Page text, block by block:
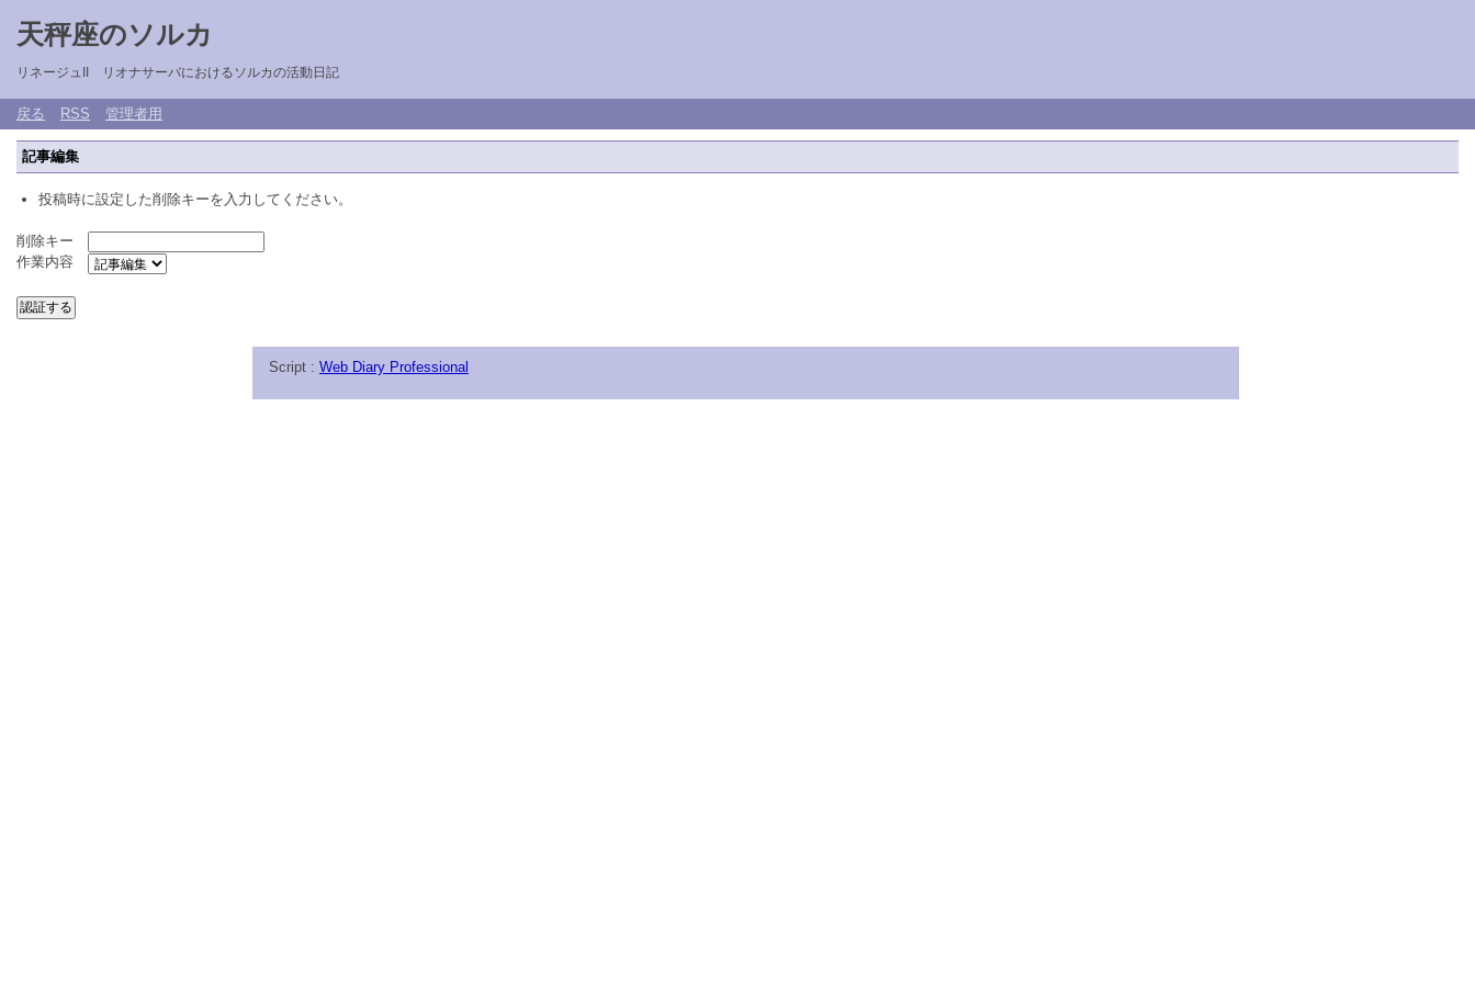
天秤座のソルカ
リネージュII リオナサーバにおけるソルカの活動日記
戻る RSS 管理者用
記事編集
投稿時に設定した削除キーを入力してください。
削除キー
作業内容
Script : Web Diary Professional